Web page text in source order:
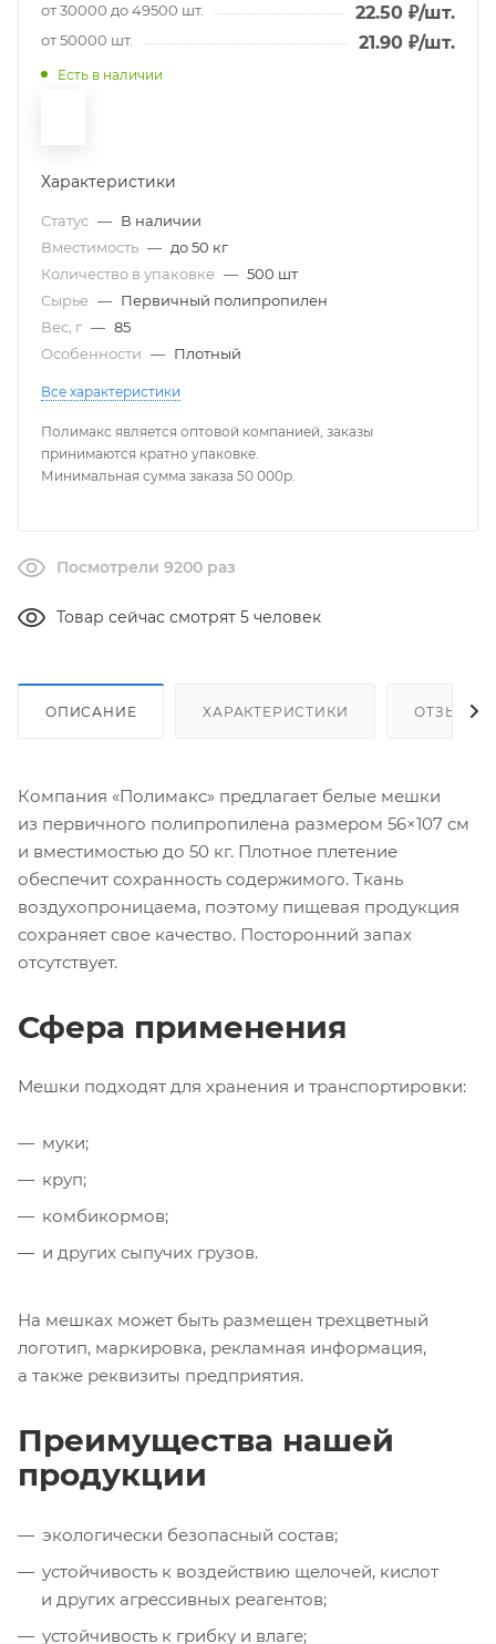
от 30000 до 49500 шт. 22.50 ₽/шт.
от 50000 шт. 21.90 ₽/шт.
Есть в наличии
Характеристики
Статус — В наличии
Вместимость — до 50 кг
Количество в упаковке — 500 шт
Сырье — Первичный полипропилен
Вес, г — 85
Особенности — Плотный
Все характеристики
Полимакс является оптовой компанией, заказы
принимаются кратно упаковке.
Минимальная сумма заказа 50 000р.
Посмотрели 9200 раз
Товар сейчас смотрят 5 человек
ОПИСАНИЕ ХАРАКТЕРИСТИКИ ОТЗЫВЫ
Компания «Полимакс» предлагает белые мешки
из первичного полипропилена размером 56×107 см
и вместимостью до 50 кг. Плотное плетение
обеспечит сохранность содержимого. Ткань
воздухопроницаема, поэтому пищевая продукция
сохраняет свое качество. Посторонний запах
отсутствует.
Сфера применения
Мешки подходят для хранения и транспортировки:
муки;
круп;
комбикормов;
и других сыпучих грузов.
На мешках может быть размещен трехцветный
логотип, маркировка, рекламная информация,
а также реквизиты предприятия.
Преимущества нашей
продукции
экологически безопасный состав;
устойчивость к воздействию щелочей, кислот
и других агрессивных реагентов;
устойчивость к грибку и влаге;